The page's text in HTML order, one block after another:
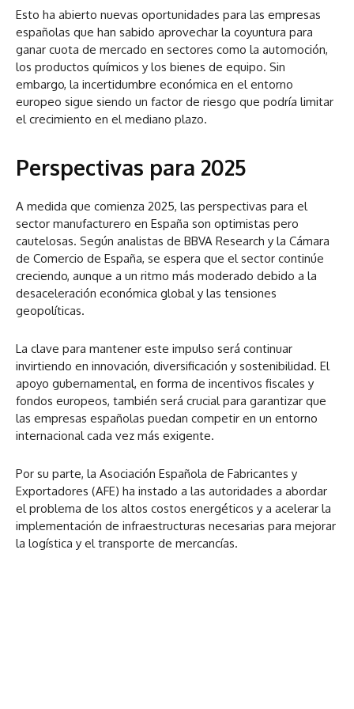
Esto ha abierto nuevas oportunidades para las empresas
españolas que han sabido aprovechar la coyuntura para
ganar cuota de mercado en sectores como la automoción,
los productos químicos y los bienes de equipo. Sin
embargo, la incertidumbre económica en el entorno
europeo sigue siendo un factor de riesgo que podría limitar
el crecimiento en el mediano plazo.
Perspectivas para 2025
A medida que comienza 2025, las perspectivas para el
sector manufacturero en España son optimistas pero
cautelosas. Según analistas de BBVA Research y la Cámara
de Comercio de España, se espera que el sector continúe
creciendo, aunque a un ritmo más moderado debido a la
desaceleración económica global y las tensiones
geopolíticas.
La clave para mantener este impulso será continuar
invirtiendo en innovación, diversificación y sostenibilidad. El
apoyo gubernamental, en forma de incentivos fiscales y
fondos europeos, también será crucial para garantizar que
las empresas españolas puedan competir en un entorno
internacional cada vez más exigente.
Por su parte, la Asociación Española de Fabricantes y
Exportadores (AFE) ha instado a las autoridades a abordar
el problema de los altos costos energéticos y a acelerar la
implementación de infraestructuras necesarias para mejorar
la logística y el transporte de mercancías.